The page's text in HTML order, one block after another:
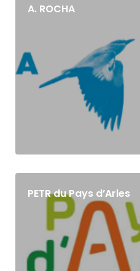
A. ROCHA
PETR du Pays d’Arles